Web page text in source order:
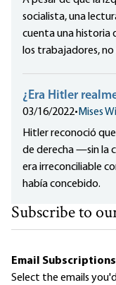
socialista, una
cuenta una historia
los trabajadores, no
¿Era Hitler
03/16/2022• Mises
Hitler reconoció
de derecha —sin la
era irreconciliable
había concebido.
Subscribe to
Email Subscriptions
Select the emails